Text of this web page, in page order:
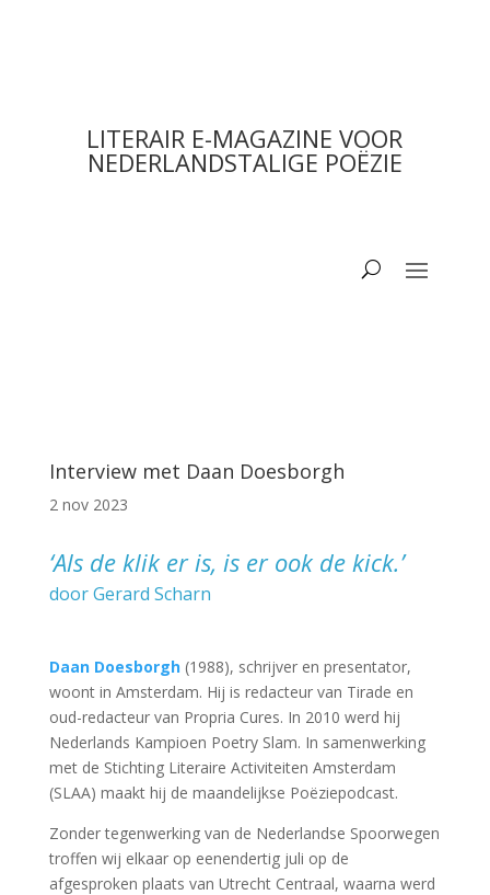
LITERAIR E-MAGAZINE VOOR
NEDERLANDSTALIGE POËZIE
Interview met Daan Doesborgh
2 nov 2023
‘Als de klik er is, is er ook de kick.’
door Gerard Scharn
Daan Doesborgh(1988), schrijver en presentator,
woont in Amsterdam. Hij is redacteur van Tirade en
oud-redacteur van Propria Cures. In 2010 werd hij
Nederlands Kampioen Poetry Slam. In samenwerking
met de Stichting Literaire Activiteiten Amsterdam
(SLAA) maakt hij de maandelijkse Poëziepodcast.
Zonder tegenwerking van de Nederlandse Spoorwegen
troffen wij elkaar op eenendertig juli op de
afgesproken plaats van Utrecht Centraal, waarna werd